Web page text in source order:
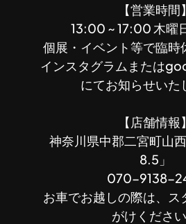
【営業時間】
13:00 ~ 17:00 木曜
個展・イベント等で臨時
インスタグラムまたは
にてお知らせいた
【店舗情報】
神奈川県中郡二宮町山
8.5」
070-9138-
お車でお越しの際は、ス
がけください